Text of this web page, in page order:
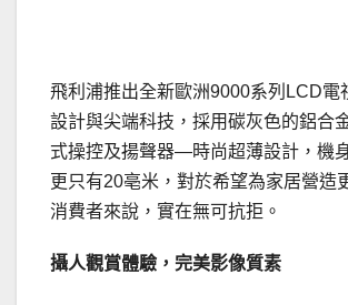
飛利浦推出全新歐洲9000系列LCD電
設計與尖端科技，採用碳灰色的鋁合
式操控及揚聲器—時尚超薄設計，機
更只有20亳米，對於希望為家居營造
消費者來說，實在無可抗拒。
攝人觀賞體驗，完美影像質素